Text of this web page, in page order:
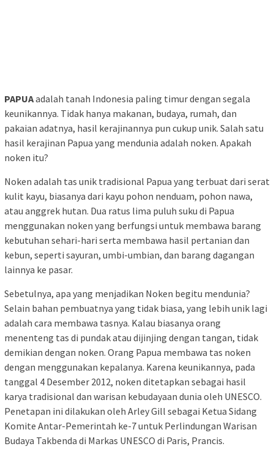
PAPUAadalah tanah Indonesia paling timur dengan segala
keunikannya. Tidak hanya makanan, budaya, rumah, dan
pakaian adatnya, hasil kerajinannya pun cukup unik. Salah satu
hasil kerajinan Papua yang mendunia adalah noken. Apakah
noken itu?
Noken adalah tas unik tradisional Papua yang terbuat dari serat
kulit kayu, biasanya dari kayu pohon nenduam, pohon nawa,
atau anggrek hutan. Dua ratus lima puluh suku di Papua
menggunakan noken yang berfungsi untuk membawa barang
kebutuhan sehari-hari serta membawa hasil pertanian dan
kebun, seperti sayuran, umbi-umbian, dan barang dagangan
lainnya ke pasar.
Sebetulnya, apa yang menjadikan Noken begitu mendunia?
Selain bahan pembuatnya yang tidak biasa, yang lebih unik lagi
adalah cara membawa tasnya. Kalau biasanya orang
menenteng tas di pundak atau dijinjing dengan tangan, tidak
demikian dengan noken. Orang Papua membawa tas noken
dengan menggunakan kepalanya. Karena keunikannya, pada
tanggal 4 Desember 2012, noken ditetapkan sebagai hasil
karya tradisional dan warisan kebudayaan dunia oleh UNESCO.
Penetapan ini dilakukan oleh Arley Gill sebagai Ketua Sidang
Komite Antar-Pemerintah ke-7 untuk Perlindungan Warisan
Budaya Takbenda di Markas UNESCO di Paris, Prancis.